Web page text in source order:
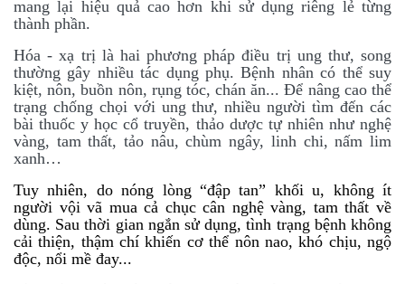
mang lại hiệu quả cao hơn khi sử dụng riêng lẻ từng
thành phần.
Hóa - xạ trị là hai phương pháp điều trị ung thư, song
thường gây nhiều tác dụng phụ. Bệnh nhân có thể suy
kiệt, nôn, buồn nôn, rụng tóc, chán ăn... Để nâng cao thể
trạng chống chọi với ung thư, nhiều người tìm đến các
bài thuốc y học cổ truyền, thảo dược tự nhiên như nghệ
vàng, tam thất, tảo nâu, chùm ngây, linh chi, nấm lim
xanh…
Tuy nhiên, do nóng lòng “đập tan” khối u, không ít
người vội vã mua cả chục cân nghệ vàng, tam thất về
dùng. Sau thời gian ngắn sử dụng, tình trạng bệnh không
cải thiện, thậm chí khiến cơ thể nôn nao, khó chịu, ngộ
độc, nổi mề đay...